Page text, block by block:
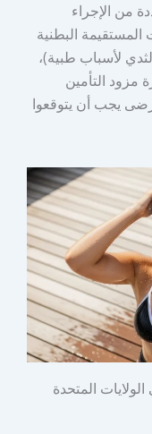
من الإجراء
البطنية
لأسباب طبية)،
مزود التأمين
يجب أن يتوقعوا
المتحدة